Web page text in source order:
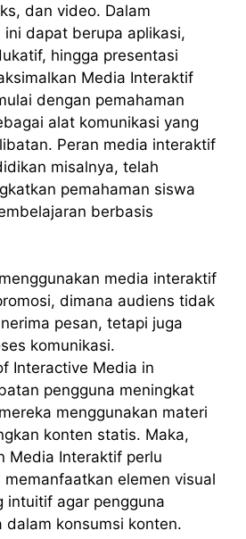
dan video. Dalam
dapat berupa aplikasi,
hingga presentasi
Media Interaktif
dengan pemahaman
alat komunikasi yang
Peran media interaktif
misalnya, telah
pemahaman siswa
berbasis
media interaktif
dimana audiens tidak
pesan, tetapi juga
komunikasi.
Interactive Media in
pengguna meningkat
menggunakan materi
konten statis. Maka,
Media Interaktif perlu
elemen visual
intuitif agar pengguna
konsumsi konten.